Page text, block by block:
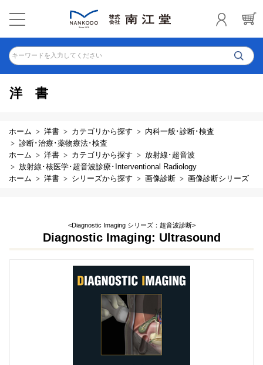
キーワードを入力してください
洋書
ホーム 洋書 カテゴリから探す
内科一般･診断･検査
診断･治療･薬物療法･検査
ホーム
洋書 カテゴリから探す
放射線･超音波
放射線･核医学･超音波診療･Interventional Radiology
ホーム
洋書 シリーズから探す 画像診断 画像診断シリーズ
<Diagnostic Imaging シリーズ：超音波診断>
Diagnostic Imaging: Ultrasound